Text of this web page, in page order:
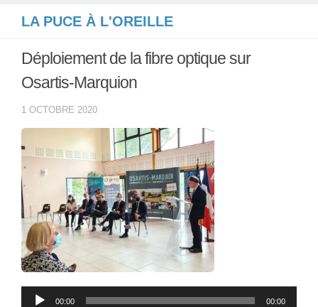
LA PUCE À L'OREILLE
Déploiement de la fibre optique sur
Osartis-Marquion
1 OCTOBRE 2020
Lecteur
00:00 00:00